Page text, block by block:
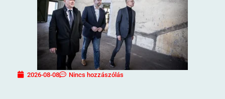
2026-08-08 Nincs hozzászólás